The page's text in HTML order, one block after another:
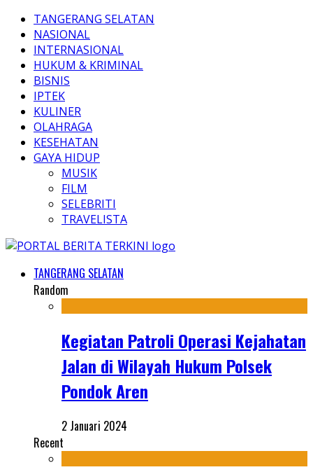
TANGERANG SELATAN
NASIONAL
INTERNASIONAL
HUKUM & KRIMINAL
BISNIS
IPTEK
KULINER
OLAHRAGA
KESEHATAN
GAYA HIDUP
MUSIK
FILM
SELEBRITI
TRAVELISTA
TANGERANG SELATAN
Random
Kegiatan Patroli Operasi Kejahatan
Jalan di Wilayah Hukum Polsek
Pondok Aren
2 Januari 2024
Recent